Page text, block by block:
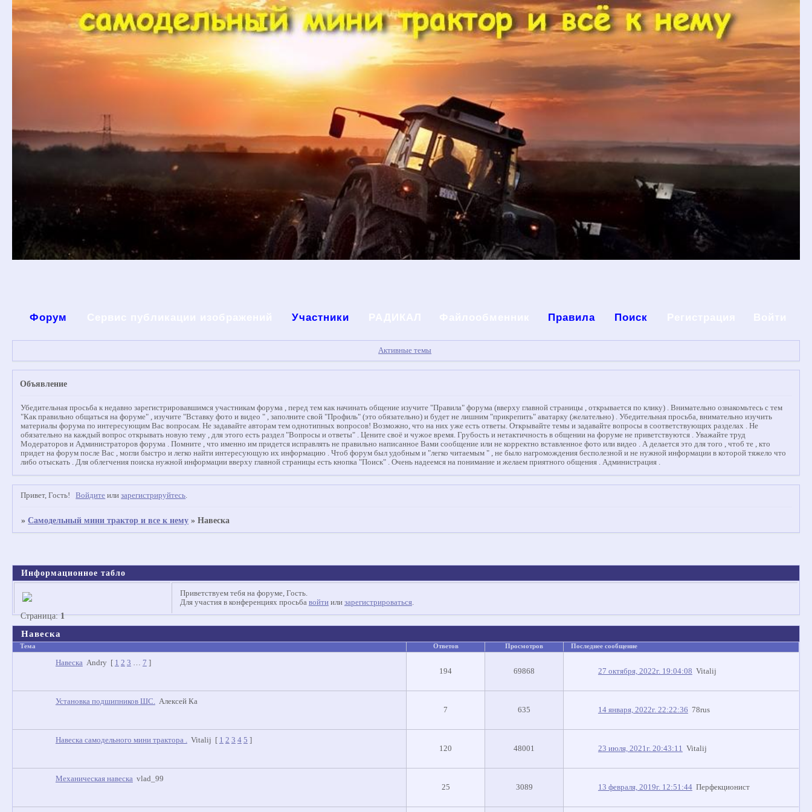
Форум Участники Правила Поиск
Активные темы
Объявление
Убедительная просьба к недавно зарегистрировавшимся участникам форума , перед тем как начинать общение изучите "Правила" форума (вверху главной страницы , открывается по клику) . Внимательно ознакомьтесь с тем
"Как правильно общаться на форуме" , изучите "Вставку фото и видео " , заполните свой "Профиль" (это обязательно) и будет не лишним "прикрепить" аватарку (желательно) . Убедительная просьба, внимательно изучить
материалы форума по интересующим Вас вопросам. Не задавайте авторам тем однотипных вопросов! Возможно, что на них уже есть ответы. Открывайте темы и задавайте вопросы в соответствующих разделах . Не
обязательно на каждый вопрос открывать новую тему , для этого есть раздел "Вопросы и ответы" . Цените своё и чужое время. Грубость и нетактичность в общении на форуме не приветствуются . Уважайте труд
Модераторов и Администраторов форума . Помните , что именно им придется исправлять не правильно написанное Вами сообщение или не корректно вставленное фото или видео . А делается это для того , чтоб те , кто
придет на форум после Вас , могли быстро и легко найти интересующую их информацию . Чтоб форум был удобным и "легко читаемым " , не было нагромождения бесполезной и не нужной информации в которой тяжело что
либо отыскать . Для облегчения поиска нужной информации вверху главной страницы есть кнопка "Поиск" . Очень надеемся на понимание и желаем приятного общения . Администрация .
Привет, Гость! Войдите илизарегистрируйтесь.
»Самодельный мини трактор и все к нему »Навеска
Информационное табло
Приветствуем тебя на форуме, Гость.
Для участия в конференциях просьба войтиили зарегистрироваться.
Навеска
Страница:1
Тема Ответов Просмотров Последнее сообщение
Навеска Andry [ 1 2 3 … 7 ]
194
69868 27 октября, 2022г. 19:04:08 Vitalij
Установка подшипников ШС. Алексей Ка
7
635 14 января, 2022г. 22:22:36 78rus
Навеска самодельного мини трактора . Vitalij [ 1 2 3 4 5 ]
120
48001 23 июля, 2021г. 20:43:11 Vitalij
Механическая навеска vlad_99
25
3089 13 февраля, 2019г. 12:51:44 Перфекционист